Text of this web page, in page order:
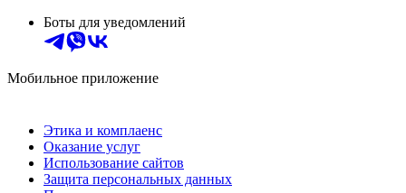
Боты для уведомлений
Мобильное приложение
Этика и комплаенс
Оказание услуг
Использование сайтов
Защита персональных данных